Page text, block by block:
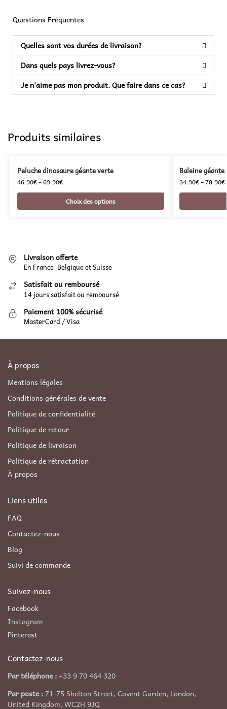
Questions Fréquentes
Quelles sont vos durées de livraison?
Dans quels pays livrez-vous?
Je n'aime pas mon produit. Que faire dans ce cas?
Produits similaires
Peluche dinosaure géante verte
46.90€–69.90€
Choix des options
Baleine géante
34.90€–78.90€
Livraison offerte
En France, Belgique et Suisse
Satisfait ou remboursé
14 jours satisfait ou remboursé
Paiement 100% sécurisé
MasterCard / Visa
À propos
Mentions légales
Conditions générales de vente
Politique de confidentialité
Politique de retour
Politique de livraison
Politique de rétractation
À propos
Liens utiles
FAQ
Contactez-nous
Blog
Suivi de commande
Suivez-nous
Facebook
Instagram
Pinterest
Contactez-nous
Par téléphone : +33 9 70 464 320
Par poste :71-75 Shelton Street, Covent Garden, London,
United Kingdom, WC2H 9JQ